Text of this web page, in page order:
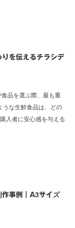
りを伝えるチラシデ
品を選ぶ際、最も重
うな生鮮食品は、どの
入者に安心感を与える
作事例｜A3サイズ